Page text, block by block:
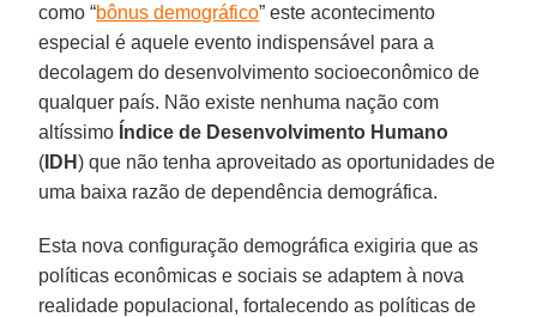
como “bônus demográfico” este acontecimento
especial é aquele evento indispensável para a
decolagem do desenvolvimento socioeconômico de
qualquer país. Não existe nenhuma nação com
altíssimo Índice de Desenvolvimento Humano
( IDH) que não tenha aproveitado as oportunidades de
uma baixa razão de dependência demográfica.
Esta nova configuração demográfica exigiria que as
políticas econômicas e sociais se adaptem à nova
realidade populacional, fortalecendo as políticas de